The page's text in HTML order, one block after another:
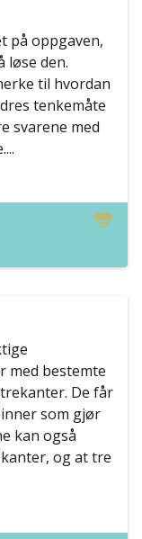
på oppgaven,
løse den.
til hvordan
tenkemåte
svarene med
med bestemte
De får
som gjør
kan også
og at tre